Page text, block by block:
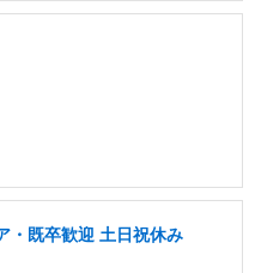
・既卒歓迎 土日祝休み